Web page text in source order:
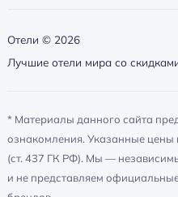
Отели © 2026
Лучшие отели мира со
* Материалы данного сайта
ознакомления. Указанные цены
(ст. 437 ГК РФ). Мы —
и не представляем